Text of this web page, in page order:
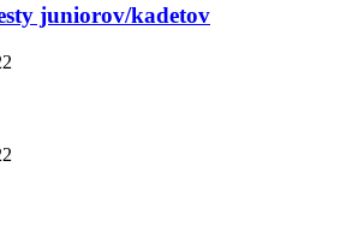
juniorov/kadetov